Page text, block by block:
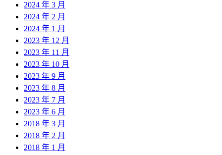
2024 年 3 月
2024 年 2 月
2024 年 1 月
2023 年 12 月
2023 年 11 月
2023 年 10 月
2023 年 9 月
2023 年 8 月
2023 年 7 月
2023 年 6 月
2018 年 3 月
2018 年 2 月
2018 年 1 月